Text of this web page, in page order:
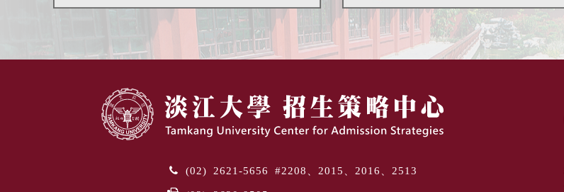
(02) 2621-5656 #2208、2015、2016、2513